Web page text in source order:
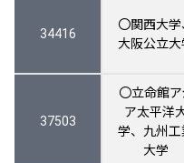
34416
〇関西大学
大阪公立大
37503
〇立命館ア
ア太平洋
学、九州工
大学